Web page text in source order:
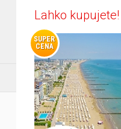
Lahko
SUPER
CENA